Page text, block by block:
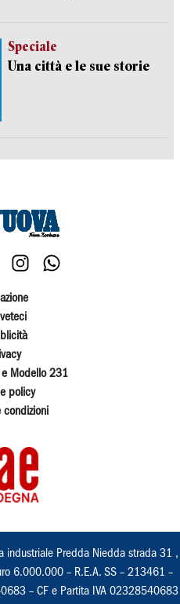
Speciale
Una città e le sue storie
Modello 231
policy
condizioni
industriale Predda Niedda strada 31 ,
6.000.000 – R.E.A. SS – 213461 –
– CF e Partita IVA 02328540683